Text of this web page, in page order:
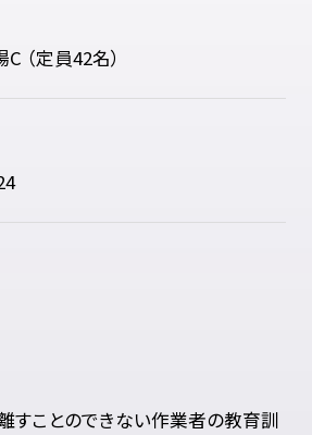
（定員42名）
すことのできない作業者の教育訓